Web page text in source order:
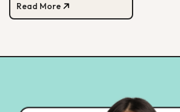
produkmu lebih mudah
ditemukan.
Read More